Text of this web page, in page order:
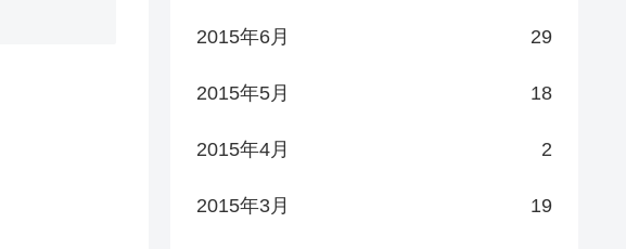
2015年6月 29
2015年5月 18
2015年4月 2
2015年3月 19